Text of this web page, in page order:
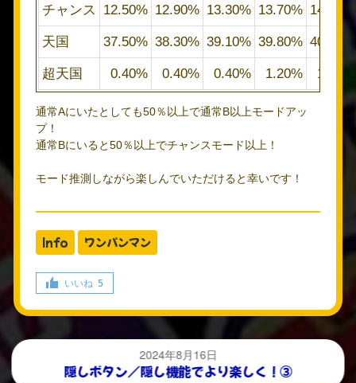
チャンス 12.50% 12.90% 13.30% 13.70% 14.10%
天国 37.50% 38.30% 39.10% 39.80% 40.60%
超天国 0.40% 0.40% 0.40% 1.20% 1.20%
通常Aにいたとしても50％以上で通常B以上モードアッ
プ！
通常Bにいると50％以上でチャンスモード以上！
モード推測しながら楽しんでいただけると幸いです！
Info ワンパンマン
いいね 5
2024年8月16日
隠しボタン／隠し機能でより楽しく！③